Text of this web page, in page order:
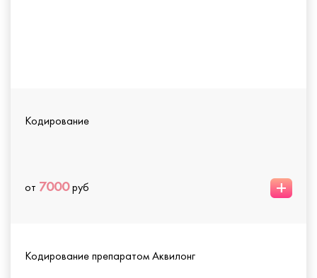
Кодирование
от 7000руб +
Кодирование препаратом Аквилонг